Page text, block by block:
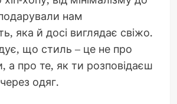
нам
яка й досі виглядає свіжо.
що стиль – це не про
а про те, як ти розповідаєш
одяг.